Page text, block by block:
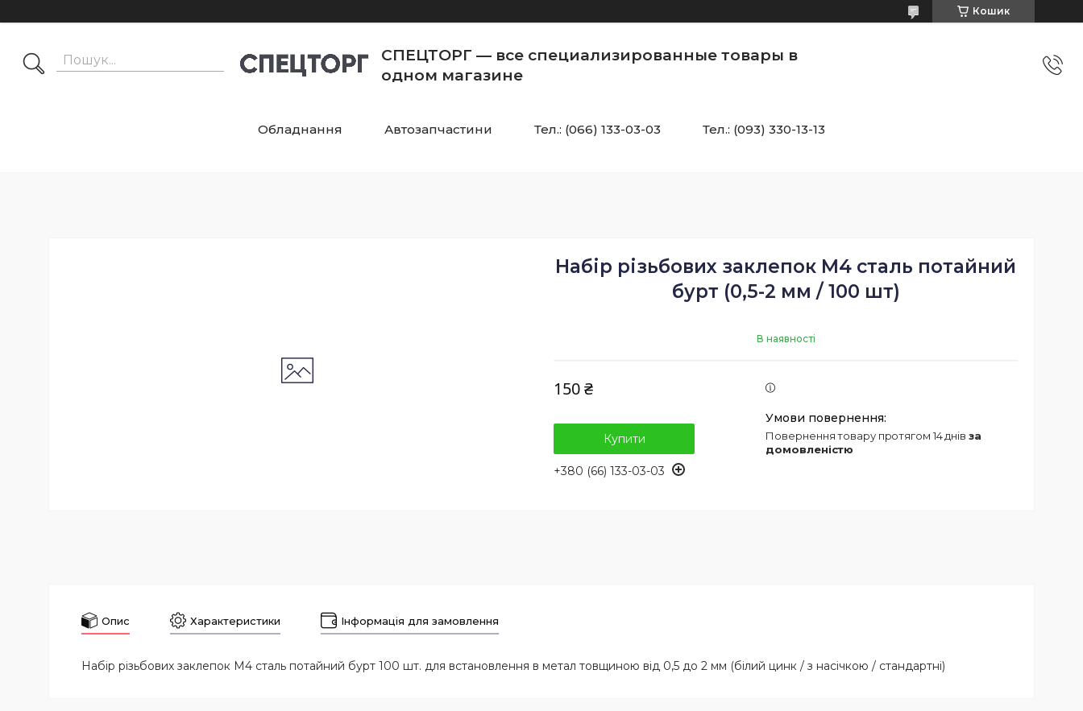
Кошик
СПЕЦТОРГ — все специализированные товары в
одном магазине
Обладнання Автозапчастини Тел.: (066) 133-03-03 Тел.: (093) 330-13-13
Набір різьбових заклепок M4 сталь потайний
бурт (0,5-2 мм / 100 шт)
В наявності
150 ₴
Купити
+380 (66) 133-03-03
повернення товару протягом 14 днів за
домовленістю
Опис Характеристики Інформація для замовлення
Набір різьбових заклепок M4 сталь потайний бурт 100 шт. для встановлення в метал товщиною від 0,5 до 2 мм (білий цинк / з насічкою / стандартні)